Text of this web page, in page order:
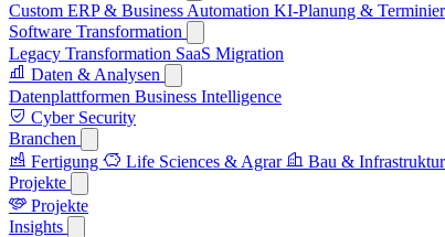
Custom ERP & Business Automation KI-Planung &
Software Transformation
Legacy Transformation SaaS Migration
Daten & Analysen
Datenplattformen Business Intelligence
Cyber Security
Branchen
Fertigung
Life Sciences & Agrar Bau & Infrastruktur
Projekte
Projekte
Insights